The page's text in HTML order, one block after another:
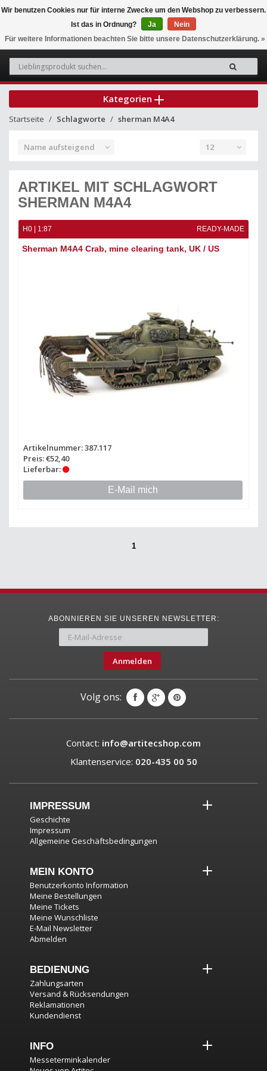
0
Kategorien
Startseite Schlagworte sherman M4A4
Name aufsteigend 12
ARTIKEL MIT SCHLAGWORT
SHERMAN M4A4
H0 | 1:87 READY-MADE
Sherman M4A4 Crab, mine clearing tank, UK / US
Artikelnummer: 387.117
Preis: €52,40
Lieferbar:
E-Mail mich
1
ABONNIEREN SIE UNSEREN NEWSLETTER:
Anmelden
Volg ons:
Contact: info@artitecshop.com
Klantenservice: 020-435 00 50
IMPRESSUM
Geschichte
Impressum
Allgemeine Geschäftsbedingungen
MEIN KONTO
Benutzerkonto Information
Meine Bestellungen
Meine Tickets
Meine Wunschliste
E-Mail Newsletter
Abmelden
BEDIENUNG
Zahlungsarten
Versand & Rücksendungen
Reklamationen
Kundendienst
INFO
Messeterminkalender
Wir benutzen Cookies nur für interne Zwecke um den Webshop zu verbessern.
Ist das in Ordnung?
Ja
Nein
Für weitere Informationen beachten Sie bitte unsere Datenschutzerklärung. »